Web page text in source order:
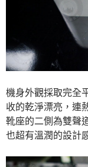
機身外觀採取完全
收的乾淨漂亮，連
靴座的二側為雙聲
也超有溫潤的設計